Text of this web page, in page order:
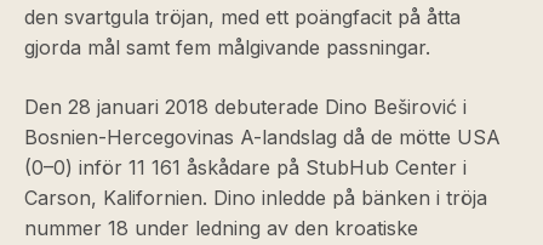
den svartgula tröjan, med ett poängfacit på åtta
gjorda mål samt fem målgivande passningar.
Den 28 januari 2018 debuterade Dino Beširović i
Bosnien-Hercegovinas A-landslag då de mötte USA
(0–0) inför 11 161 åskådare på StubHub Center i
Carson, Kalifornien. Dino inledde på bänken i tröja
nummer 18 under ledning av den kroatiske